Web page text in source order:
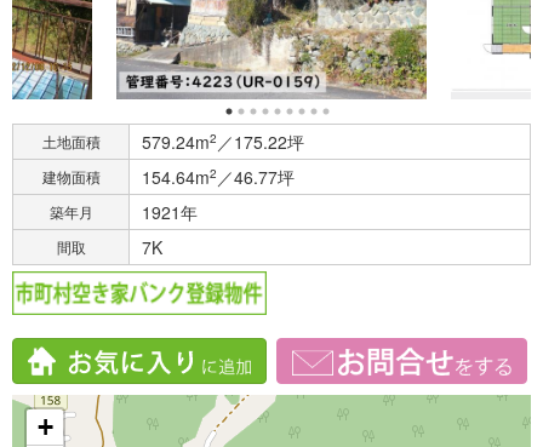
土地面積 579.24m2 ／175.22坪
建物面積 154.64m2 ／46.77坪
築年月 1921年
間取 7K
+